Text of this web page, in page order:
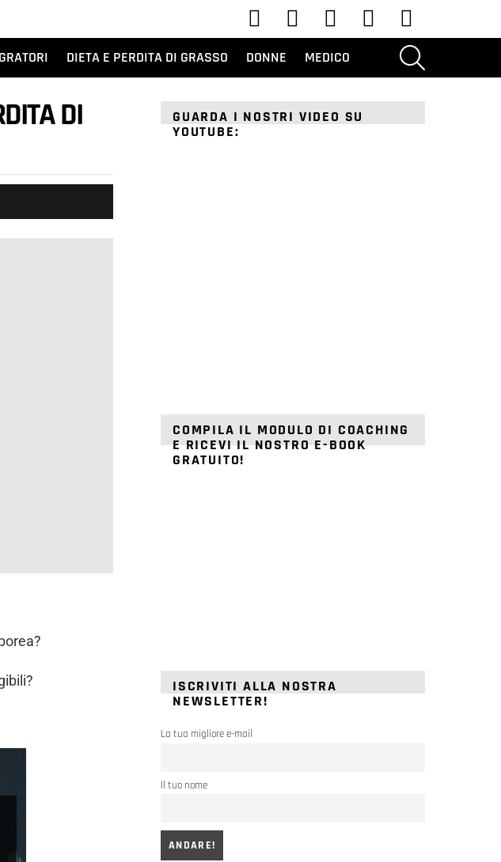
DIETA E PERDITA DI GRASSO DONNE MEDICO
DI
GUARDA I NOSTRI VIDEO SU
YOUTUBE:
COMPILA IL MODULO DI COACHING
E RICEVI IL NOSTRO E-BOOK
GRATUITO!
ISCRIVITI ALLA NOSTRA
NEWSLETTER!
La tua migliore e-mail
Il tuo nome